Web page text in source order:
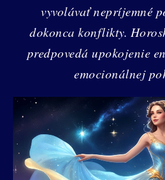
vyvolávať nepríjemné
dokonca konflikty.
predpovedá upokojenie
emocionálnej